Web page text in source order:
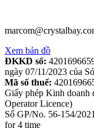
Xem bản đồ
ĐKKD số:
ngày 07/11/2023 của
Mã số thuế:
Giấy phép Kinh doanh
Operator Licence)
Số GP/No. 56-154/
for 4 time